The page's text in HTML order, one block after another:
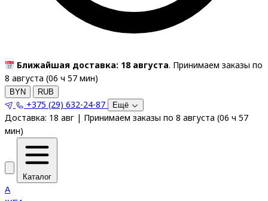
Ближайшая доставка: 18 августа. Принимаем заказы по
8 августа (06 ч 57 мин)
BYN RUB
+375 (29) 632-24-87 Ещё
Доставка: 18 авг | Принимаем заказы по 8 августа (06 ч 57
мин)
Каталог
A